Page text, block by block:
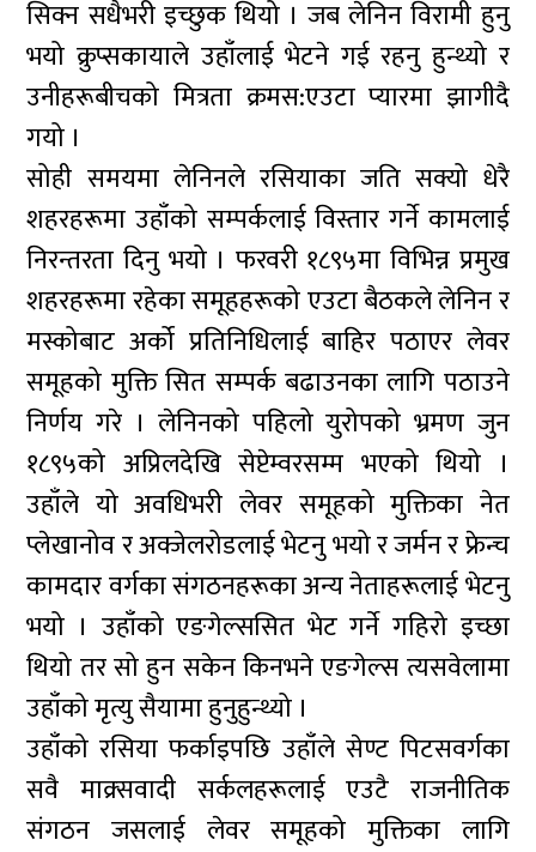
सिक्न सधैभरी इच्छुक थियो । जब लेनिन विरामी हुनु
भयो क्रुप्सकायाले उहाँलाई भेटने गई रहनु हुन्थ्यो र
उनीहरूबीचको मित्रता क्रमस:एउटा प्यारमा झागीदै
गयो ।
सोही समयमा लेनिनले रसियाका जति सक्यो धेरै
शहरहरूमा उहाँको सम्पर्कलाई विस्तार गर्ने कामलाई
निरन्तरता दिनु भयो । फरवरी १८९५मा विभिन्न प्रमुख
शहरहरूमा रहेका समूहहरूको एउटा बैठकले लेनिन र
मस्कोबाट अर्को प्रतिनिधिलाई बाहिर पठाएर लेवर
समूहको मुक्ति सित सम्पर्क बढाउनका लागि पठाउने
निर्णय गरे । लेनिनको पहिलो युरोपको भ्रमण जुन
१८९५को अप्रिलदेखि सेप्टेम्वरसम्म भएको थियो ।
उहाँले यो अवधिभरी लेवर समूहको मुक्तिका नेत
प्लेखानोव र अक्जेलरोडलाई भेटनु भयो र जर्मन र फ्रेन्च
कामदार वर्गका संगठनहरूका अन्य नेताहरूलाई भेटनु
भयो । उहाँको एङगेल्ससित भेट गर्ने गहिरो इच्छा
थियो तर सो हुन सकेन किनभने एङगेल्स त्यसवेलामा
उहाँको मृत्यु सैयामा हुनुहुन्थ्यो ।
उहाँको रसिया फर्काइपछि उहाँले सेण्ट पिटसवर्गका
सवै माक्र्सवादी सर्कलहरूलाई एउटै राजनीतिक
संगठन जसलाई लेवर समूहको मुक्तिका लागि